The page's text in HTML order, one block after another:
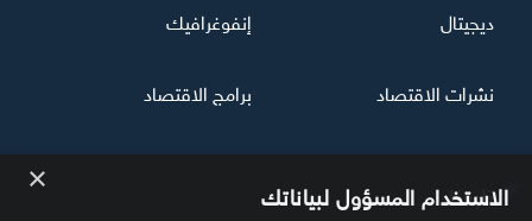
تابعنا
ديجيتال إنفوغرافيك
نشرات الاقتصاد برامج الاقتصاد
× الاستخدام المسؤول لبياناتك